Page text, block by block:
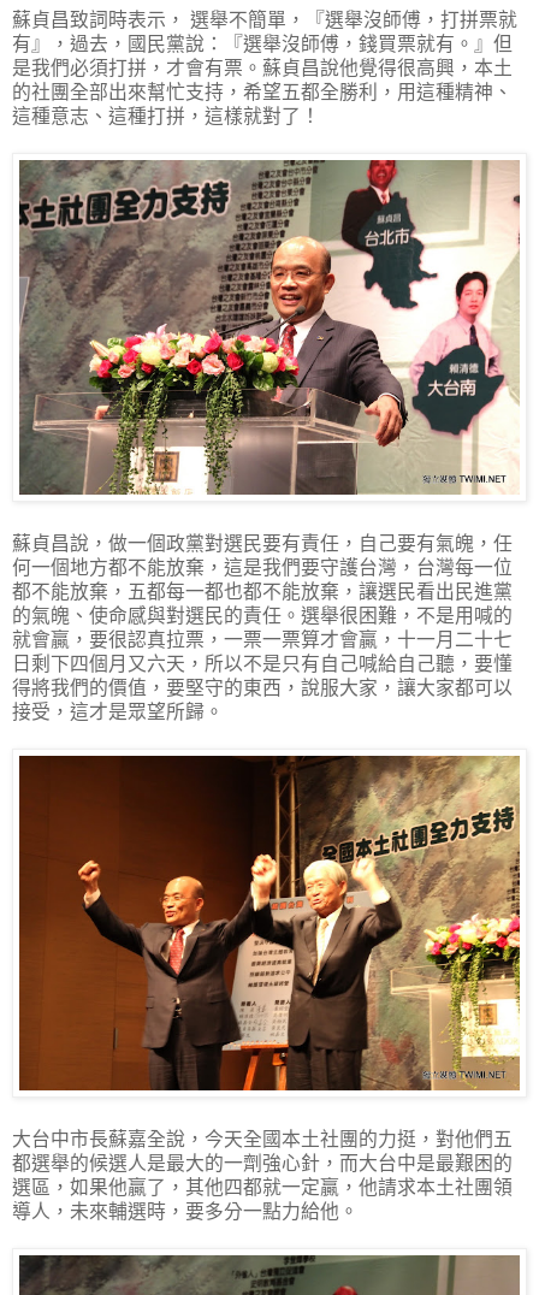
蘇貞昌致詞時表示， 選舉不簡單，『選舉沒師傅，打拼票就
有』，過去，國民黨說：『選舉沒師傅，錢買票就有。』但
是我們必須打拼，才會有票。蘇貞昌說他覺得很高興，本土
的社團全部出來幫忙支持，希望五都全勝利，用這種精神、
這種意志、這種打拼，這樣就對了！
蘇貞昌說，做一個政黨對選民要有責任，自己要有氣魄，任
何一個地方都不能放棄，這是我們要守護台灣，台灣每一位
都不能放棄，五都每一都也都不能放棄，讓選民看出民進黨
的氣魄、使命感與對選民的責任。選舉很困難，不是用喊的
就會贏，要很認真拉票，一票一票算才會贏，十一月二十七
日剩下四個月又六天，所以不是只有自己喊給自己聽，要懂
得將我們的價值，要堅守的東西，說服大家，讓大家都可以
接受，這才是眾望所歸。
大台中市長蘇嘉全說，今天全國本土社團的力挺，對他們五
都選舉的候選人是最大的一劑強心針，而大台中是最艱困的
選區，如果他贏了，其他四都就一定贏，他請求本土社團領
導人，未來輔選時，要多分一點力給他。